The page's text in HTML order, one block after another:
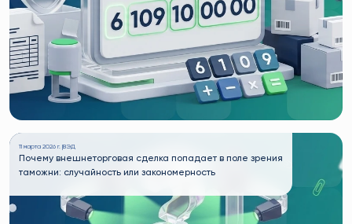
11 марта 2026 г. |ВЭД
Почему внешнеторговая сделка попадает в поле зрения
таможни: случайность или закономерность